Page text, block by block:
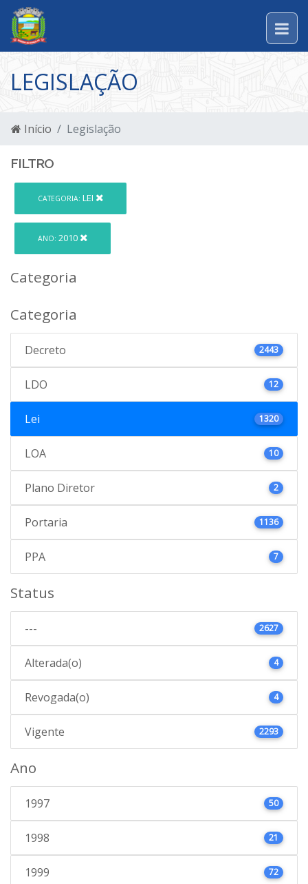
LEGISLAÇÃO
Início Legislação
FILTRO
CATEGORIA: LEI
ANO: 2010
Categoria
Categoria
Decreto 2443
LDO 12
Lei 1320
LOA 10
Plano Diretor 2
Portaria 1136
PPA 7
Status
--- 2627
Alterada(o) 4
Revogada(o) 4
Vigente 2293
Ano
1997 50
1998 21
1999 72